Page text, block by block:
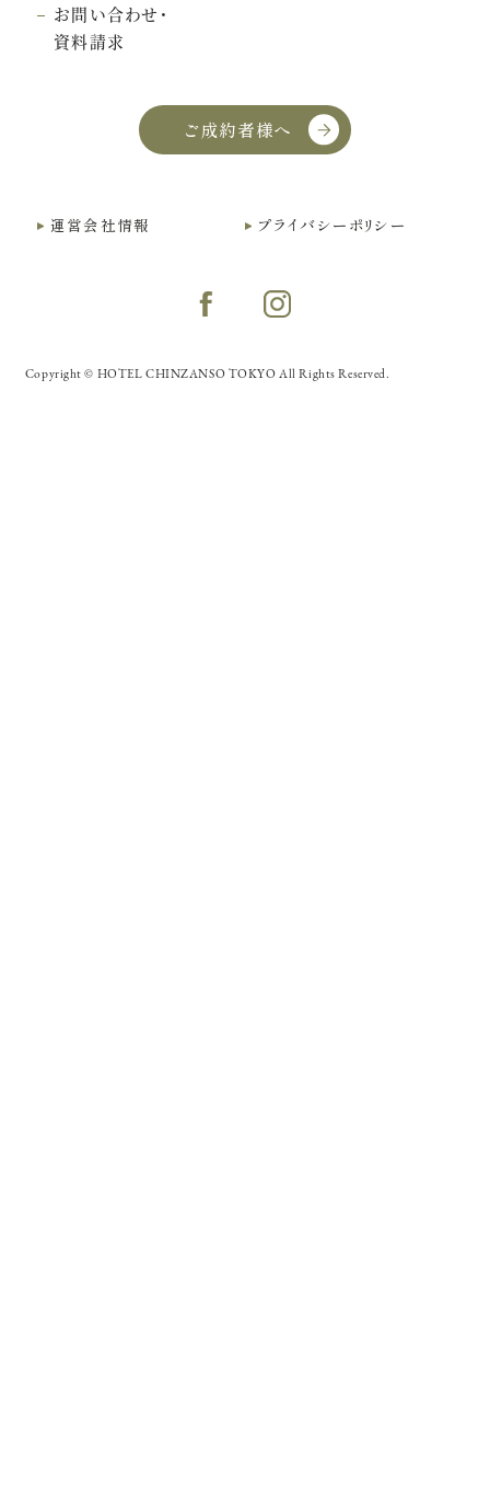
お問い合わせ・
資料請求
ご成約者様へ
運営会社情報 プライバシーポリシー
Copyright © HOTEL CHINZANSO TOKYO All Rights Reserved.